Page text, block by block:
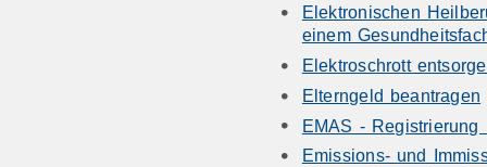
Elektronischen
einem
Elektroschrott
Elterngeld beantragen
EMAS - Registrierung
Emissions- und